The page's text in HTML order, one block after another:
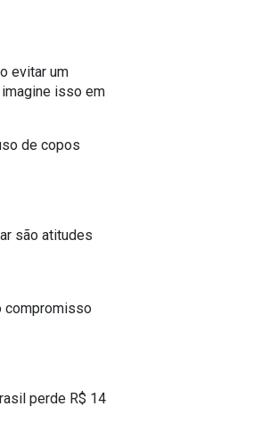
evitar um
imagine isso em
de copos
são atitudes
compromisso
perde R$ 14